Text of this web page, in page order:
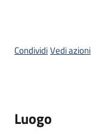
Giuseppe
CondividiVedi azioni
Luogo